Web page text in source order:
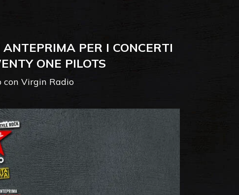
PER I CONCERTI
ONE PILOTS
con Virgin Radio